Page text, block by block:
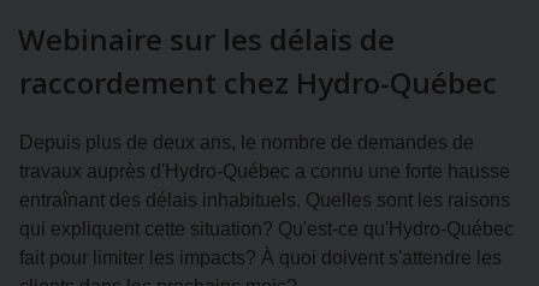
Webinaire sur les délais de
raccordement chez Hydro-Québec
Depuis plus de deux ans, le nombre de demandes de
travaux auprès d'Hydro-Québec a connu une forte hausse
entraînant des délais inhabituels. Quelles sont les raisons
qui expliquent cette situation? Qu'est-ce qu'Hydro-Québec
fait pour limiter les impacts? À quoi doivent s'attendre les